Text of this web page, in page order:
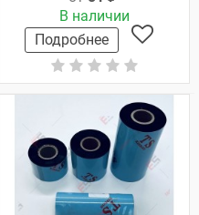
В наличии
Подробнее